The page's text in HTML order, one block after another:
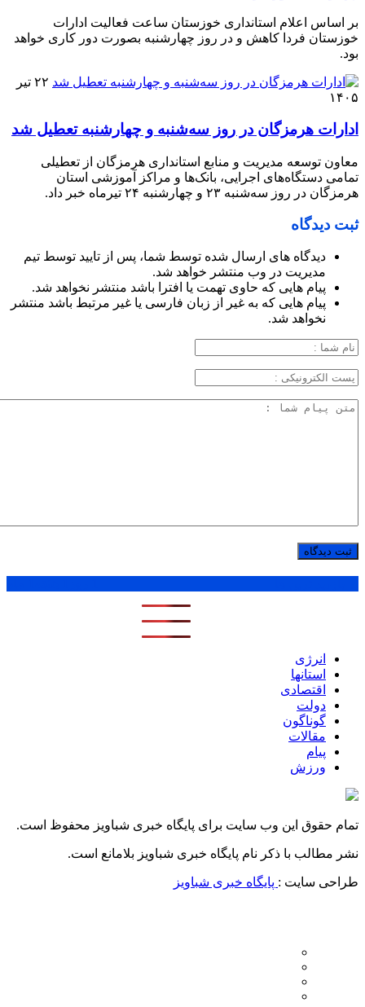
بر اساس اعلام استانداری خوزستان ساعت فعالیت ادارات
خوزستان فردا کاهش و در روز چهارشنبه بصورت دور کاری خواهد
بود.
۲۲ تیر
۱۴۰۵
ادارات هرمزگان در روز سه‌شنبه و چهارشنبه تعطیل شد
معاون توسعه مدیریت و منابع استانداری هرمزگان از تعطیلی
تمامی دستگاه‌های اجرایی، بانک‌ها و مراکز آموزشی استان
هرمزگان در روز سه‌شنبه ۲۳ و چهارشنبه ۲۴ تیرماه خبر داد.
ثبت دیدگاه
دیدگاه های ارسال شده توسط شما، پس از تایید توسط تیم
مدیریت در وب منتشر خواهد شد.
پیام هایی که حاوی تهمت یا افترا باشد منتشر نخواهد شد.
پیام هایی که به غیر از زبان فارسی یا غیر مرتبط باشد منتشر
نخواهد شد.
انرژی
استانها
اقتصادی
دولت
گوناگون
مقالات
پیام
ورزش
تمام حقوق این وب سایت برای پایگاه خبری شباویز محفوظ است.
نشر مطالب با ذکر نام پایگاه خبری شباویز بلامانع است.
طراحی سایت : پایگاه خبری شباویز